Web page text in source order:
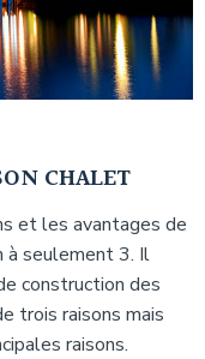
CHALET
et les avantages de
à seulement 3. Il
construction des
trois raisons mais
raisons.